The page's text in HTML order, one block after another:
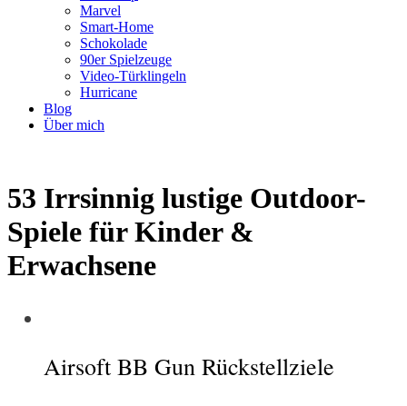
Marvel
Smart-Home
Schokolade
90er Spielzeuge
Video-Türklingeln
Hurricane
Blog
Über mich
53 Irrsinnig lustige Outdoor-
Spiele für Kinder &
Erwachsene
Airsoft BB Gun Rückstellziele